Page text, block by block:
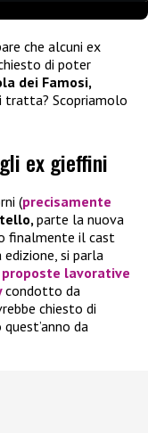
che alcuni ex
di poter
dei Famosi,
tratta? Scopriamolo
ex gieffini
(precisamente
parte la nuova
finalmente il cast
si parla
lavorative
condotto da
chiesto di
da